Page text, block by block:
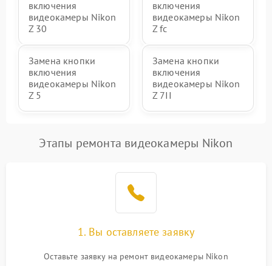
включения
видеокамеры Nikon
Z 30
включения
видеокамеры Nikon
Z fc
Замена кнопки
включения
видеокамеры Nikon
Z 5
Замена кнопки
включения
видеокамеры Nikon
Z 7II
Этапы ремонта видеокамеры Nikon
1. Вы оставляете заявку
Оставьте заявку на ремонт видеокамеры Nikon